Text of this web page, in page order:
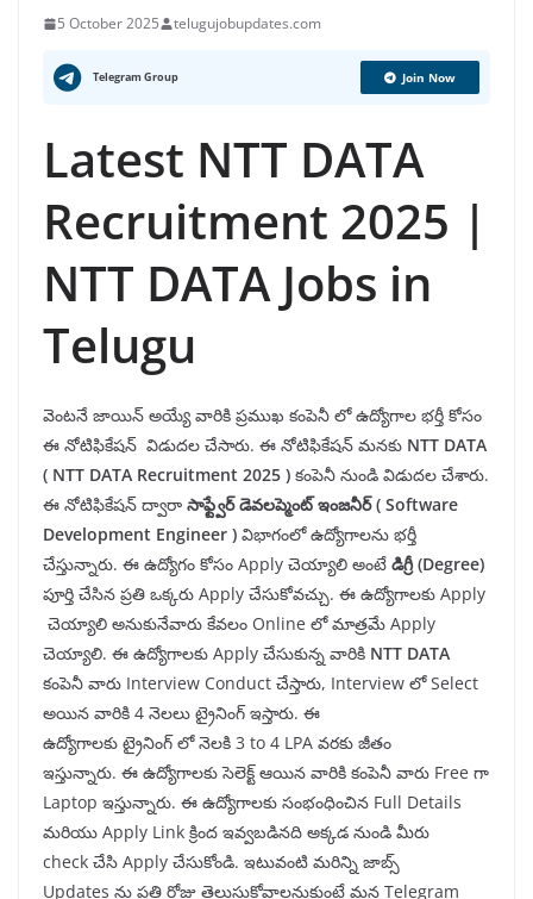
5 October 2025 telugujobupdates.com
Telegram Group Join Now
Latest NTT DATA
Recruitment 2025 |
NTT DATA Jobs in
Telugu
వెంటనే జాయిన్ అయ్యే వారికి ప్రముఖ కంపెనీ లో ఉద్యోగాల భర్తీ కోసం
ఈ నోటిఫికేషన్ విడుదల చేసారు. ఈ నోటిఫికేషన్ మనకు NTT DATA
( NTT DATA Recruitment 2025 ) కంపెనీ నుండి విడుదల చేశారు.
ఈ నోటిఫికేషన్ ద్వారా సాఫ్ట్వేర్ డెవలప్మెంట్ ఇంజనీర్ ( Software
Development Engineer ) విభాగంలో ఉద్యోగాలను భర్తీ
చేస్తున్నారు. ఈ ఉద్యోగం కోసం Apply చెయ్యాలి అంటే డిగ్రీ (Degree)
పూర్తి చేసిన ప్రతి ఒక్కరు Apply చేసుకోవచ్చు. ఈ ఉద్యోగాలకు Apply
చెయ్యాలి అనుకునేవారు కేవలం Online లో మాత్రమే Apply
చెయ్యాలి. ఈ ఉద్యోగాలకు Apply చేసుకున్న వారికి NTT DATA
కంపెనీ వారు Interview Conduct చేస్తారు, Interview లో Select
అయిన వారికి 4 నెలలు ట్రైనింగ్ ఇస్తారు. ఈ
ఉద్యోగాలకు ట్రైనింగ్ లో నెలకి 3 to 4 LPA వరకు జీతం
ఇస్తున్నారు. ఈ ఉద్యోగాలకు సెలెక్ట్ ఆయిన వారికి కంపెనీ వారు Free గా
Laptop ఇస్తున్నారు. ఈ ఉద్యోగాలకు సంభంధించిన Full Details
మరియు Apply Link క్రింద ఇవ్వబడినది అక్కడ నుండి మీరు
check చేసి Apply చేసుకోండి. ఇటువంటి మరిన్ని జాబ్స్
Updates ను ప్రతి రోజు తెలుసుకోవాలనుకుంటే మన Telegram